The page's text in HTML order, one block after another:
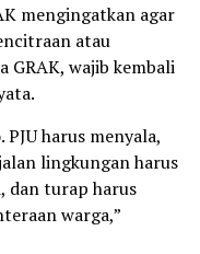
mengingatkan agar
atau
GRAK, wajib kembali
harus menyala,
lingkungan harus
dan turap harus
warga,”